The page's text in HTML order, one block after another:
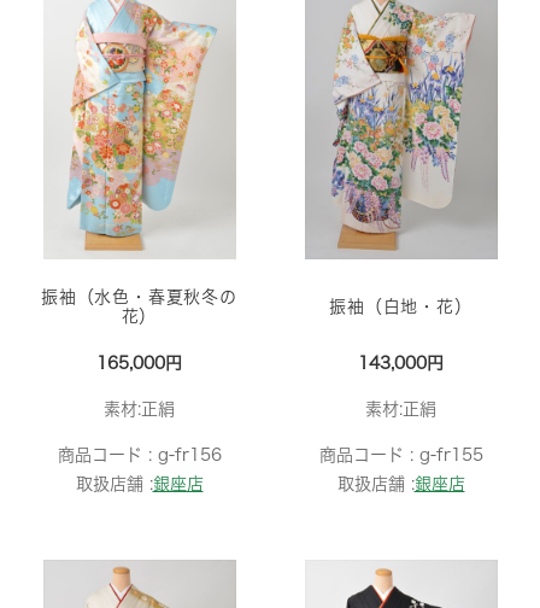
振袖（水色・春夏秋冬の
花）
165,000円
素材:正絹
商品コード : g-fr156
取扱店舗 :銀座店
振袖（白地・花）
143,000円
素材:正絹
商品コード : g-fr155
取扱店舗 :銀座店